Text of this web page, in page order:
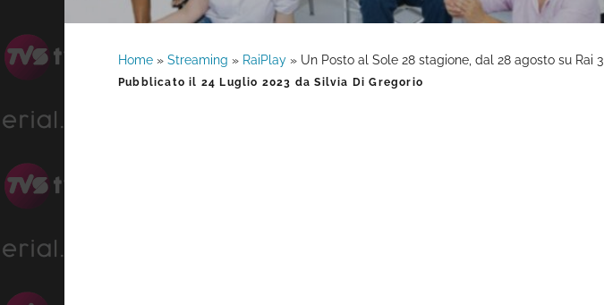
Home » Streaming » RaiPlay » Un Posto al Sole 28 stagione, dal 28 agosto su Rai 3
Pubblicato il 24 Luglio 2023 daSilvia Di Gregorio
Barra